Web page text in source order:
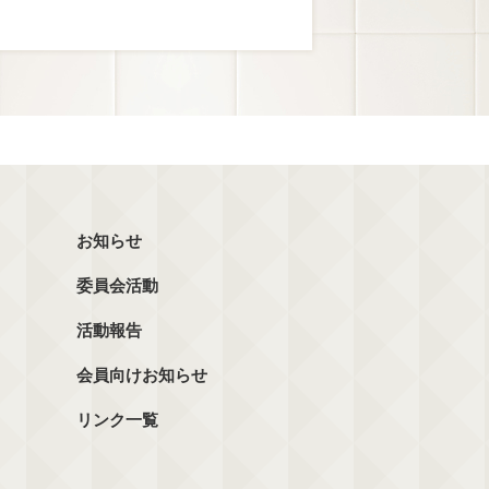
お知らせ
委員会活動
活動報告
会員向けお知らせ
リンク一覧